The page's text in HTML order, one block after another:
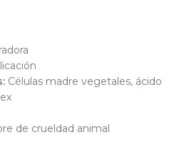
Células madre vegetales, ácido
de crueldad animal